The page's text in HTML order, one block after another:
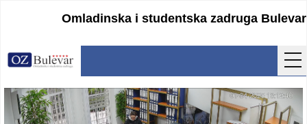
Omladinska i studentska zadruga Bulevar
Početna
Usluge